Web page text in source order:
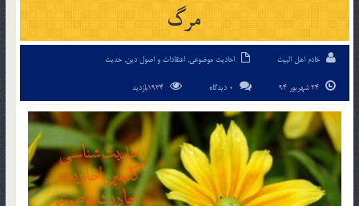
مرگ
خادم اهل البیت احادیث موضوعی, اعتقادات و اصول دین, حدیث
0 دیدگاه